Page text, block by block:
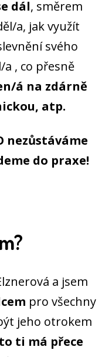
dál, směrem
a, jak využít
svého
, co přesně
á na zdárně
atp.
nezůstáváme
do praxe!
a jsem
pro všechny
jeho otrokem
ti má přece